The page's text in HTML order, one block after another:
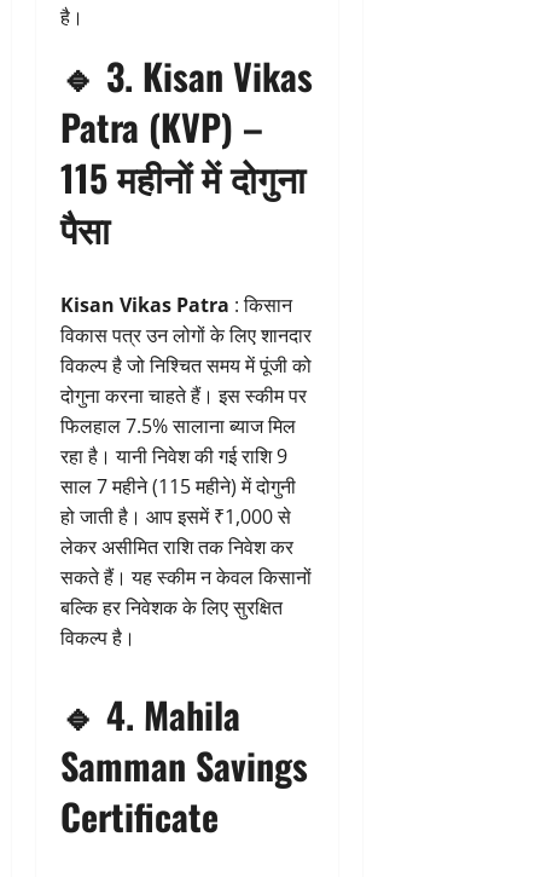
है।
🔹 3. Kisan Vikas
Patra (KVP) –
115 महीनों में दोगुना
पैसा
Kisan Vikas Patra : किसान
विकास पत्र उन लोगों के लिए शानदार
विकल्प है जो निश्चित समय में पूंजी को
दोगुना करना चाहते हैं। इस स्कीम पर
फिलहाल 7.5% सालाना ब्याज मिल
रहा है। यानी निवेश की गई राशि 9
साल 7 महीने (115 महीने) में दोगुनी
हो जाती है। आप इसमें ₹1,000 से
लेकर असीमित राशि तक निवेश कर
सकते हैं। यह स्कीम न केवल किसानों
बल्कि हर निवेशक के लिए सुरक्षित
विकल्प है।
🔹 4. Mahila
Samman Savings
Certificate